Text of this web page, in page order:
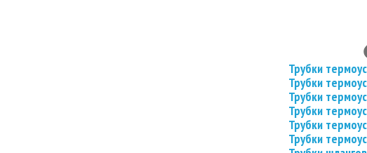
Трубки
Трубки
Трубки
Трубки
Трубки
Трубки